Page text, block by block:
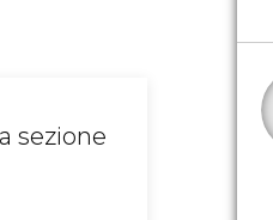
sezione